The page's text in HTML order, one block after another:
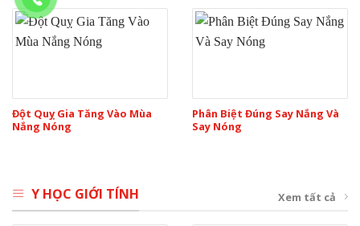
Đột Quỵ Gia Tăng Vào Mùa
Nắng Nóng
Phân Biệt Đúng Say Nắng Và
Say Nóng
Y HỌC GIỚI TÍNH Xem tất cả